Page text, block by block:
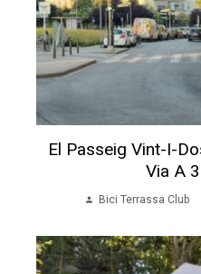
El Passeig Vint-I-
Via A
Bici Terrassa Club